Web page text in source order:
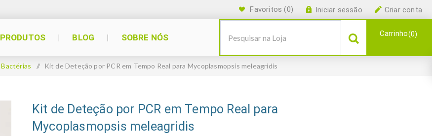
Criar conta
Iniciar sessão
Favoritos (0)
PRODUTOS BLOG SOBRE NÓS Carrinho 0
Bactérias / Kit de Deteção por PCR em Tempo Real para Mycoplasmopsis meleagridis
Kit de Deteção por PCR em Tempo Real para
Mycoplasmopsis meleagridis